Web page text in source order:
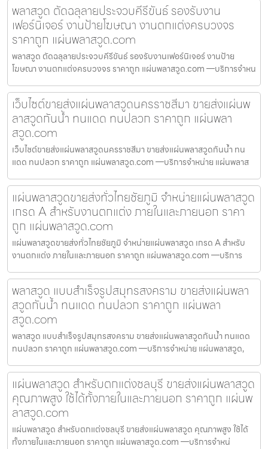
พลาสวูด ตัดฉลุลายประจวบคีรีขันธ์ รองรับงาน
เฟอร์นิเจอร์ งานป้ายโฆษณา งานตกแต่งครบวงจร
ราคาถูก แผ่นพลาสวูด.com
พลาสวูด ตัดฉลุลายประจวบคีรีขันธ์ รองรับงานเฟอร์นิเจอร์ งานป้าย
โฆษณา งานตกแต่งครบวงจร ราคาถูก แผ่นพลาสวูด.com —บริการจำหน
เว็บไซต์ขายส่งแผ่นพลาสวูดนครราชสีมา ขายส่งแผ่นพ
ลาสวูดกันน้ำ ทนแดด ทนปลวก ราคาถูก แผ่นพลา
สวูด.com
เว็บไซต์ขายส่งแผ่นพลาสวูดนครราชสีมา ขายส่งแผ่นพลาสวูดกันน้ำ ทน
แดด ทนปลวก ราคาถูก แผ่นพลาสวูด.com —บริการจำหน่าย แผ่นพลาส
แผ่นพลาสวูดขายส่งทั่วไทยชัยภูมิ จำหน่ายแผ่นพลาสวูด
เกรด A สำหรับงานตกแต่ง ภายในและภายนอก ราคา
ถูก แผ่นพลาสวูด.com
แผ่นพลาสวูดขายส่งทั่วไทยชัยภูมิ จำหน่ายแผ่นพลาสวูด เกรด A สำหรับ
งานตกแต่ง ภายในและภายนอก ราคาถูก แผ่นพลาสวูด.com —บริการ
พลาสวูด แบบสำเร็จรูปสมุทรสงคราม ขายส่งแผ่นพลา
สวูดกันน้ำ ทนแดด ทนปลวก ราคาถูก แผ่นพลา
สวูด.com
พลาสวูด แบบสำเร็จรูปสมุทรสงคราม ขายส่งแผ่นพลาสวูดกันน้ำ ทนแดด
ทนปลวก ราคาถูก แผ่นพลาสวูด.com —บริการจำหน่าย แผ่นพลาสวูด,
แผ่นพลาสวูด สำหรับตกแต่งชลบุรี ขายส่งแผ่นพลาสวูด
คุณภาพสูง ใช้ได้ทั้งภายในและภายนอก ราคาถูก แผ่นพ
ลาสวูด.com
แผ่นพลาสวูด สำหรับตกแต่งชลบุรี ขายส่งแผ่นพลาสวูด คุณภาพสูง ใช้ได้
ทั้งภายในและภายนอก ราคาถูก แผ่นพลาสวูด.com —บริการจำหน่